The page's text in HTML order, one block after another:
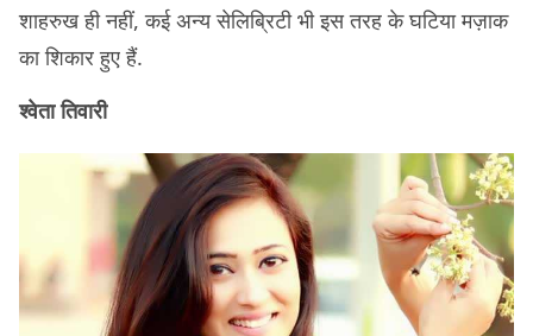
शाहरुख ही नहीं, कई अन्य सेलिब्रिटी भी इस तरह के घटिया मज़ाक
का शिकार हुए हैं.
श्वेता तिवारी